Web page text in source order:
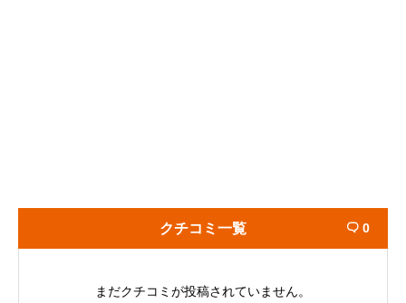
クチコミ一覧  0
まだクチコミが投稿されていません。